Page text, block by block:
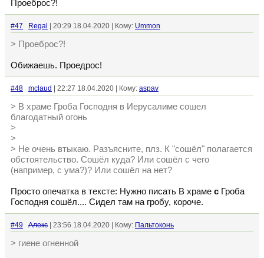
Проеброс?!
#47 Regal | 20:29 18.04.2020 | Кому: Ummon
> Проеброс?!
Обижаешь. Проедрос!
#48 mclaud | 22:27 18.04.2020 | Кому: aspav
> В храме Гроба Господня в Иерусалиме сошел
благодатный огонь
>
>
> Не очень втыкаю. Разъясните, плз. К "сошёл" полагается
обстоятельство. Сошёл куда? Или сошёл с чего
(например, с ума?)? Или сошёл на нет?
Просто опечатка в тексте: Нужно писать В храме с Гроба
Господня сошёл.... Сидел там на гробу, короче.
#49 Алекс | 23:56 18.04.2020 | Кому: Пальтоконь
> гиене огненной